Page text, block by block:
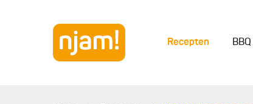
Recepten BBQ